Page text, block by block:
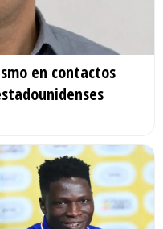
en contactos